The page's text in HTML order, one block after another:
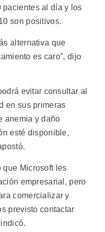
pacientes al día y los
son positivos.
alternativa que
es caro”, dijo
evitar consultar al
en sus primeras
anemia y daño
esté disponible,
que Microsoft les
empresarial, pero
comercializar y
previsto contactar